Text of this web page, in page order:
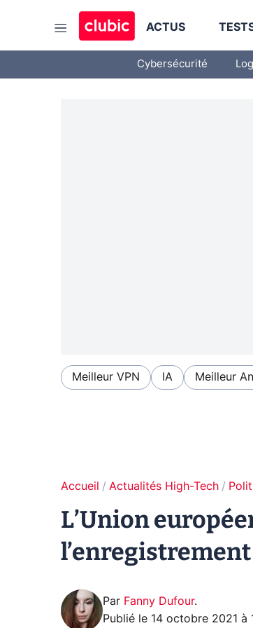
ACTUS
Cybersécurité
Meilleur VPN IA Meilleur
Accueil Actualités High-Tech
L’Union
Par Fanny Dufour.
Publié le 14 octobre 2021 à